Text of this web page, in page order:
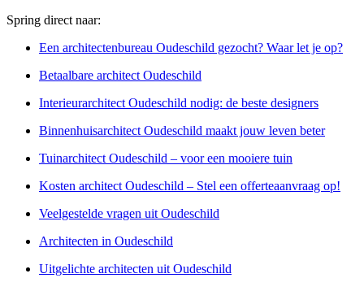
Spring direct naar:
Een architectenbureau Oudeschild gezocht? Waar let je op?
Betaalbare architect Oudeschild
Interieurarchitect Oudeschild nodig: de beste designers
Binnenhuisarchitect Oudeschild maakt jouw leven beter
Tuinarchitect Oudeschild – voor een mooiere tuin
Kosten architect Oudeschild – Stel een offerteaanvraag op!
Veelgestelde vragen uit Oudeschild
Architecten in Oudeschild
Uitgelichte architecten uit Oudeschild